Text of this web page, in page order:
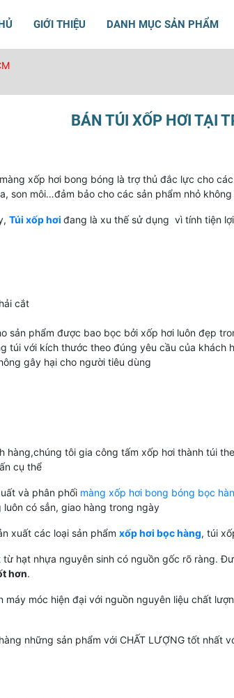
GIỚI THIỆU DANH MỤC SẢN PHẨM
BÁN TÚI XỐP HƠI TẠI
xốp hơi bong bóng là trợ thủ đắc lực cho
son môi…đảm bảo cho các sản phẩm nhỏ
Túi xốp hơi đang là xu thế sử dụng vì tính tiện
cắt
sản phẩm được bao bọc bởi xốp hơi luôn đẹp
túi với kích thước theo đúng yêu cầu của khách
gây hại cho người tiêu dùng
hàng,chúng tôi gia công tấm xốp hơi thành túi
cụ thể
và phân phối màng xốp hơi bong bóng bọc
có sẳn, giao hàng trong ngày
xuất các loại sản phẩm xốp hơi bọc hàng, túi
hạt nhựa nguyên sinh có nguồn gốc rõ ràng.
hơn.
móc hiện đại với nguồn nguyên liệu chất
những sản phẩm với CHẤT LƯỢNG tốt nhất